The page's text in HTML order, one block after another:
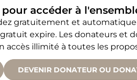
accéder à
gratuitement et
expire. Les donateurs et
accès illimité à toutes les
DEVENIR DONATEUR OU